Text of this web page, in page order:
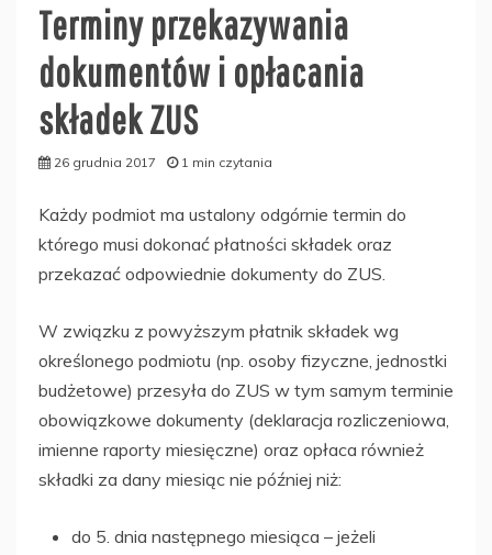
Terminy przekazywania
dokumentów i opłacania
składek ZUS
26 grudnia 2017 1 min czytania
Każdy podmiot ma ustalony odgórnie termin do
którego musi dokonać płatności składek oraz
przekazać odpowiednie dokumenty do ZUS.
W związku z powyższym płatnik składek wg
określonego podmiotu (np. osoby fizyczne, jednostki
budżetowe) przesyła do ZUS w tym samym terminie
obowiązkowe dokumenty (deklaracja rozliczeniowa,
imienne raporty miesięczne) oraz opłaca również
składki za dany miesiąc nie później niż:
do 5. dnia następnego miesiąca – jeżeli